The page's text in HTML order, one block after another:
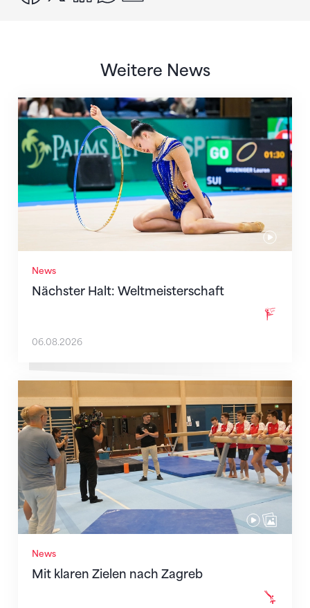
Weitere News
News
Nächster Halt: Weltmeisterschaft
Nächster Halt: Weltmeisterschaft
06.08.2026
News
Mit klaren Zielen nach Zagreb
Mit klaren Zielen nach Zagreb